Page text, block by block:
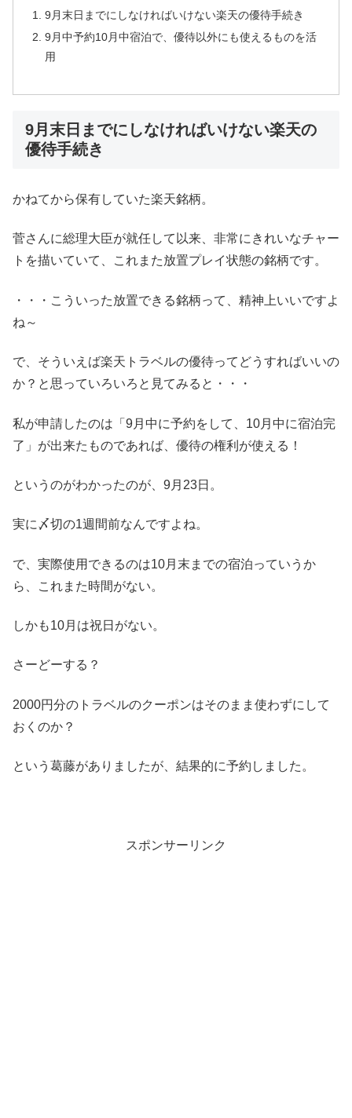
9月末日までにしなければいけない楽天の優待手続き
9月中予約10月中宿泊で、優待以外にも使えるものを活
用
9月末日までにしなければいけない楽天の
優待手続き
かねてから保有していた楽天銘柄。
菅さんに総理大臣が就任して以来、非常にきれいなチャー
トを描いていて、これまた放置プレイ状態の銘柄です。
・・・こういった放置できる銘柄って、精神上いいですよ
ね～
で、そういえば楽天トラベルの優待ってどうすればいいの
か？と思っていろいろと見てみると・・・
私が申請したのは「9月中に予約をして、10月中に宿泊完
了」が出来たものであれば、優待の権利が使える！
というのがわかったのが、9月23日。
実に〆切の1週間前なんですよね。
で、実際使用できるのは10月末までの宿泊っていうか
ら、これまた時間がない。
しかも10月は祝日がない。
さーどーする？
2000円分のトラベルのクーポンはそのまま使わずにして
おくのか？
という葛藤がありましたが、結果的に予約しました。
スポンサーリンク